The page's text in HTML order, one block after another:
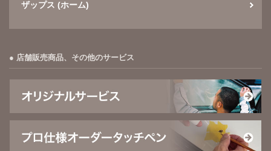
ザップス (ホーム)
店舗販売商品、その他のサービス